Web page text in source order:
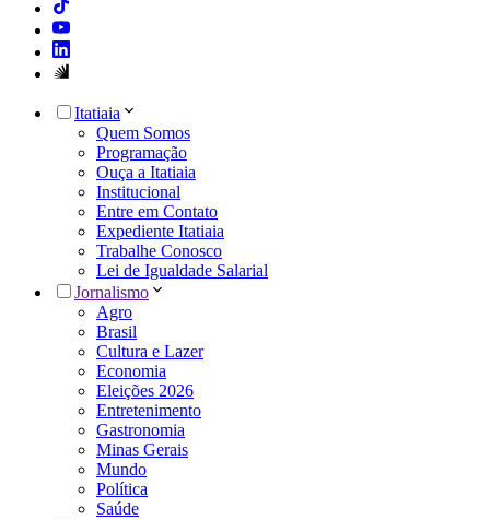
Itatiaia
Quem Somos
Programação
Ouça a Itatiaia
Institucional
Entre em Contato
Expediente Itatiaia
Trabalhe Conosco
Lei de Igualdade Salarial
Jornalismo
Agro
Brasil
Cultura e Lazer
Economia
Eleições 2026
Entretenimento
Gastronomia
Minas Gerais
Mundo
Política
Saúde